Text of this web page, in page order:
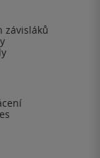
závisláků